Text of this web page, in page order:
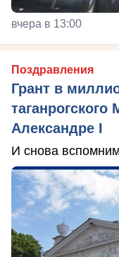
вчера в 13:00
Поздравления
Грант в
Александре I
И снова